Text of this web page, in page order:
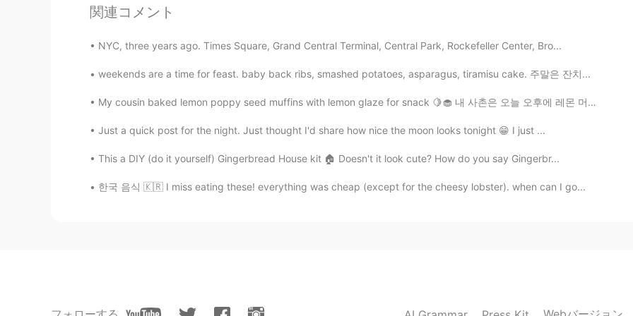
rio
restaurante que lo vende está lejos
2021.02.27 23:55
ES EN
Me too i wanna taste them i never ate one .
AnelisZenderelle 2021.02.27 23:53
関連コメント
NYC, three years ago. Times Square, Grand Central Terminal, Central Park, Rockefeller Center, Bro...
weekends are a time for feast. baby back ribs, smashed potatoes, asparagus, tiramisu cake. 주말은 잔치...
My cousin baked lemon poppy seed muffins with lemon glaze for snack 🍋🧁 내 사촌은 오늘 오후에 레몬 머핀을 구웠어요. ...
Just a quick post for the night. Just thought I'd share how nice the moon looks tonight 😁 I just ...
This a DIY (do it yourself) Gingerbread House kit 🏠 Doesn't it look cute? How do you say Gingerbr...
한국 음식 🇰🇷 I miss eating these! everything was cheap (except for the cheesy lobster). when can I go...